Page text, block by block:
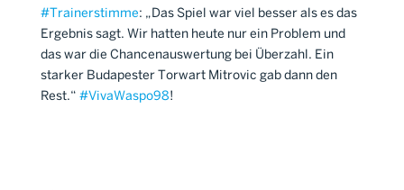
#Trainerstimme: „Das Spiel war viel besser als es das
Ergebnis sagt. Wir hatten heute nur ein Problem und
das war die Chancenauswertung bei Überzahl. Ein
starker Budapester Torwart Mitrovic gab dann den
Rest.“ #VivaWaspo98!